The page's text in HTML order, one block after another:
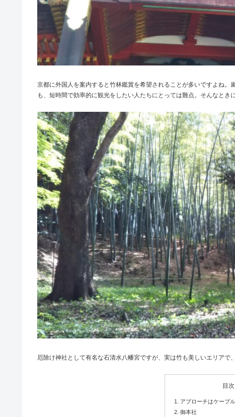
京都に外国人を案内すると竹林鑑賞を希望されることが多いですよね
も、短時間で効率的に観光をしたい人たちにとっては難点。そんなとき
厄除け神社として有名な石清水八幡宮ですが、実は竹も美しいエリアで
目次
アプローチはケーブ
御本社